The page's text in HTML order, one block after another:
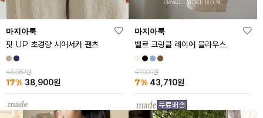
마지아룩
핏 UP 초경량 시어서커 팬츠
46,680원
17% 38,900원
마지아룩
벨르 크링클 레이어 블라우스
47,000원
7% 43,710원